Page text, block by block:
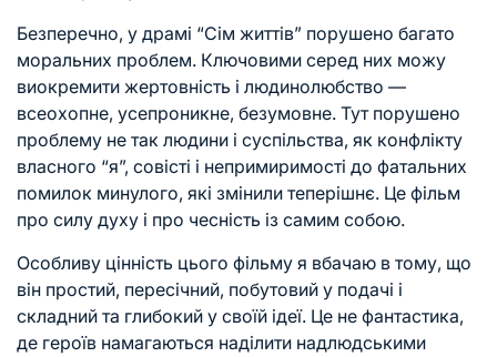
Безперечно, у драмі “Сім життів” порушено багато
моральних проблем. Ключовими серед них можу
виокремити жертовність і людинолюбство —
всеохопне, усепроникне, безумовне. Тут порушено
проблему не так людини і суспільства, як конфлікту
власного “я”, совісті і непримиримості до фатальних
помилок минулого, які змінили теперішнє. Це фільм
про силу духу і про чесність із самим собою.
Особливу цінність цього фільму я вбачаю в тому, що
він простий, пересічний, побутовий у подачі і
складний та глибокий у своїй ідеї. Це не фантастика,
де героїв намагаються наділити надлюдськими